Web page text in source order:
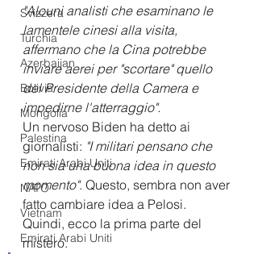
Svizzera
Turchia
Azerbaijan
Bolivia
Mongolia
Palestina
Emirati Arabi Uniti
NATO
Vietnam
Emirati Arabi Uniti
"Alcuni analisti che esaminano le
lamentele cinesi alla visita,
affermano che la Cina potrebbe
inviare aerei per "scortare" quello
del Presidente della Camera e
impedirne l'atterraggio".
Un nervoso Biden ha detto ai
giornalisti: "I militari pensano che
non sia una buona idea in questo
momento". Questo, sembra non aver
fatto cambiare idea a Pelosi.
Quindi, ecco la prima parte del
mistero.